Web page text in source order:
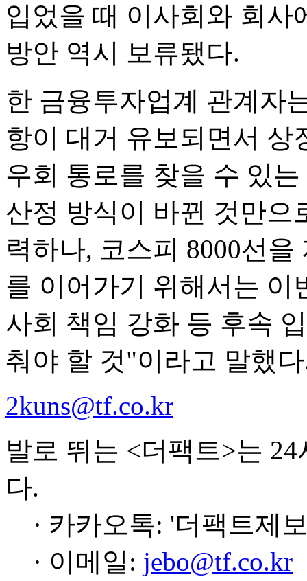
입었을 때 이사회와 회사
방안 역시 보류됐다.
한 금융투자업계 관계자
항이 대거 유보되면서 상
우회 통로를 찾을 수 있
산정 방식이 바뀐 것만으
력하나, 코스피 8000선
를 이어가기 위해서는 이
사회 책임 강화 등 후속
춰야 할 것"이라고 말했
2kuns@tf.co.kr
발로 뛰는 <더팩트>는
다.
· 카카오톡: '더팩트제
· 이메일: jebo@tf.co.kr